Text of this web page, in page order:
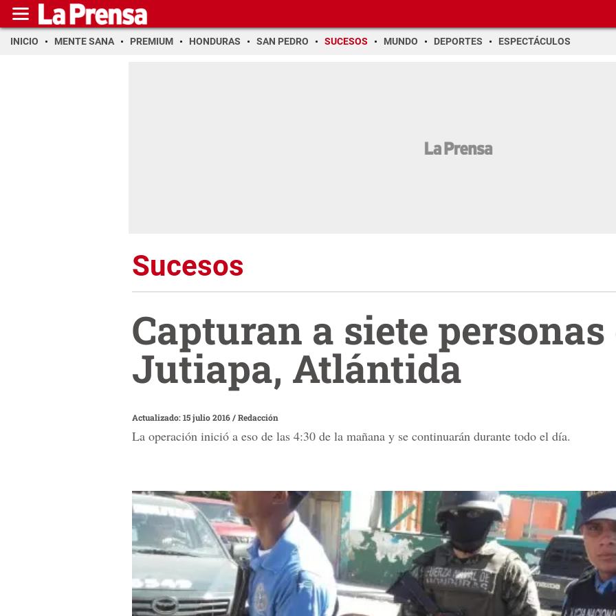
INICIO MENTE SANA PREMIUM HONDURAS SAN PEDRO SUCESOS MUNDO DEPORTES ESPECTÁCULOS
Sucesos
Capturan a siete personas
Jutiapa, Atlántida
Actualizado: 15 julio 2016/Redacción
La operación inició a eso de las 4:30 de la mañana y se continuarán durante todo el día.